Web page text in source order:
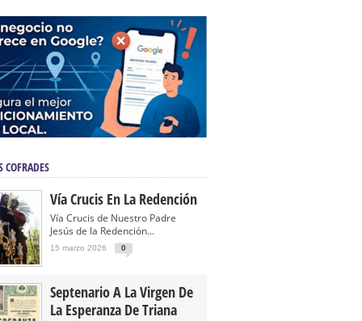
COFRADES
Vía Crucis En La Redención
Vía Crucis de Nuestro Padre
Jesús de la Redención...
15 marzo 2026 0
Septenario A La Virgen De
La Esperanza De Triana